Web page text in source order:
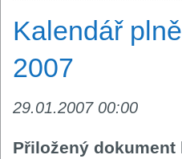
Kalendář
2007
29.01.2007 00:00
Přiložený dokument